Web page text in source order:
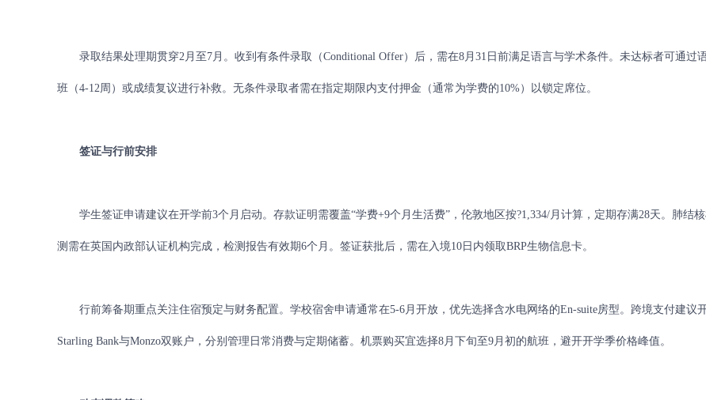
录取结果处理期贯穿2月至7月。收到有条件录取（Conditional Offer）后，需在8月31日前满足语言与学术条件。未达标者可通过
班（4-12周）或成绩复议进行补救。无条件录取者需在指定期限内支付押金（通常为学费的10%）以锁定席位。
签证与行前安排
学生签证申请建议在开学前3个月启动。存款证明需覆盖“学费+9个月生活费”，伦敦地区按?1,334/月计算，定期存满28天。肺结
测需在英国内政部认证机构完成，检测报告有效期6个月。签证获批后，需在入境10日内领取BRP生物信息卡。
行前筹备期重点关注住宿预定与财务配置。学校宿舍申请通常在5-6月开放，优先选择含水电网络的En-suite房型。跨境支付建议
Starling Bank与Monzo双账户，分别管理日常消费与定期储蓄。机票购买宜选择8月下旬至9月初的航班，避开开学季价格峰值。